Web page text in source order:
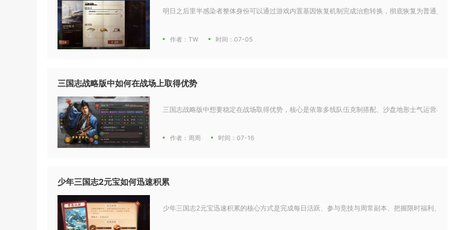
明日之后里半感染者整体身份可以通过游戏内置基因恢复机制完成治愈转换，彻底恢复为普通人类幸
作者：TW 时间：07-05
三国志战略版中如何在战场上取得优势
三国志战略版中想要稳定在战场取得优势，核心是依靠多线队伍克制搭配、沙盘地形士气运营与同盟
作者：周周 时间：07-16
少年三国志2元宝如何迅速积累
少年三国志2元宝迅速积累的核心方式是完成每日活跃、参与竞技与周常副本、把握限时福利、利用